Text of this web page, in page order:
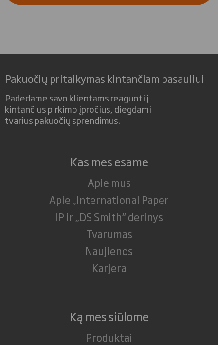
Pakuočių pritaikymas kintančiam pasauliui
Padedame savo klientams reaguoti į
kintančius pirkimo įpročius, diegdami
tvarius pakuočių sprendimus.
Kas mes esame
Apie mus
Apie „International Paper
IP ir „DS Smith“ derinys
Tvarumas
Naujienos
Karjera
Ką mes siūlome
Produktai